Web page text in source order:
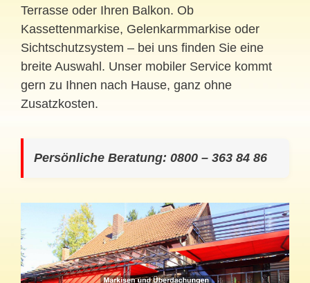
Terrasse oder Ihren Balkon. Ob
Kassettenmarkise, Gelenkarmmarkise oder
Sichtschutzsystem – bei uns finden Sie eine
breite Auswahl. Unser mobiler Service kommt
gern zu Ihnen nach Hause, ganz ohne
Zusatzkosten.
Persönliche Beratung: 0800 – 363 84 86